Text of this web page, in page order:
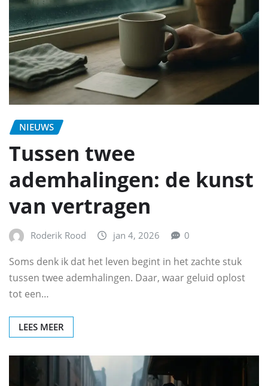
NIEUWS
Tussen twee
ademhalingen: de kunst
van vertragen
Roderik Rood jan 4, 2026 0
Soms denk ik dat het leven begint in het zachte stuk
tussen twee ademhalingen. Daar, waar geluid oplost
tot een…
LEES MEER